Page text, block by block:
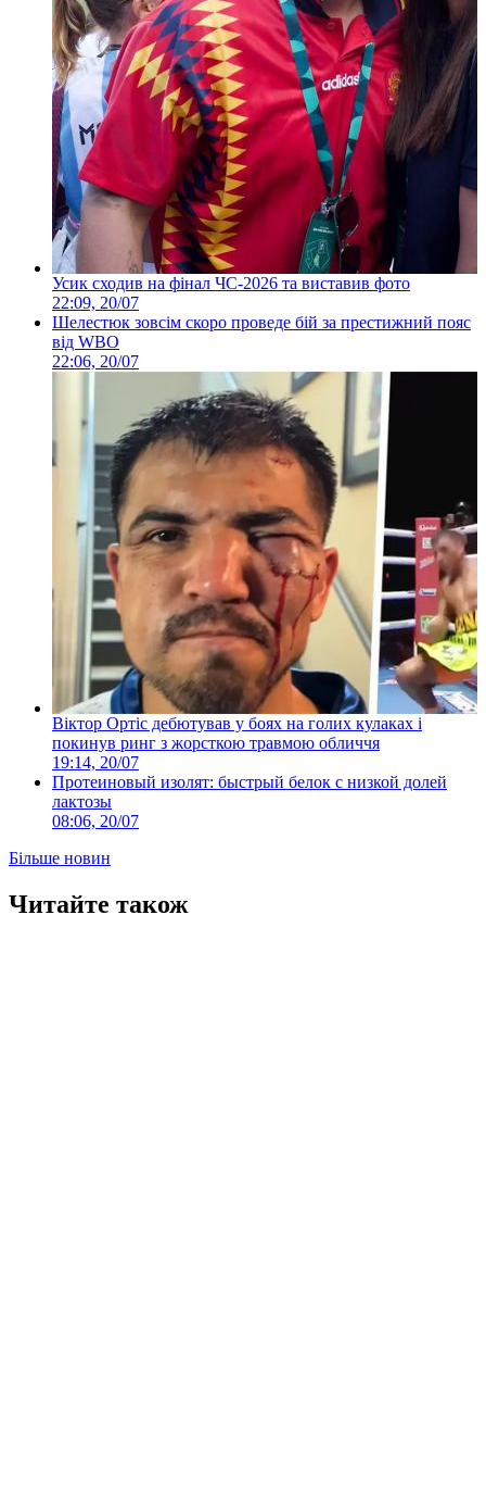
Усик сходив на фінал ЧС-2026 та виставив фото
22:09, 20/07
Шелестюк зовсім скоро проведе бій за престижний пояс
від WBO
22:06, 20/07
Віктор Ортіс дебютував у боях на голих кулаках і
покинув ринг з жорсткою травмою обличчя
19:14, 20/07
Протеиновый изолят: быстрый белок с низкой долей
лактозы
08:06, 20/07
Більше новин
Читайте також